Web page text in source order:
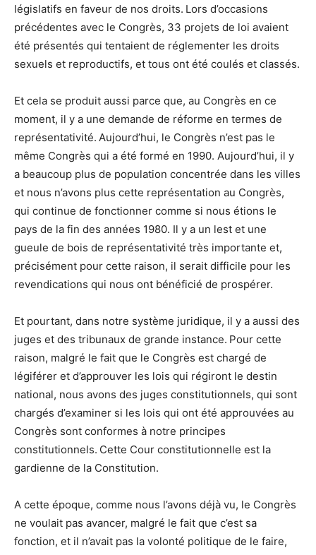
législatifs en faveur de nos droits. Lors d’occasions
précédentes avec le Congrès, 33 projets de loi avaient
été présentés qui tentaient de réglementer les droits
sexuels et reproductifs, et tous ont été coulés et classés.
Et cela se produit aussi parce que, au Congrès en ce
moment, il y a une demande de réforme en termes de
représentativité. Aujourd’hui, le Congrès n’est pas le
même Congrès qui a été formé en 1990. Aujourd’hui, il y
a beaucoup plus de population concentrée dans les villes
et nous n’avons plus cette représentation au Congrès,
qui continue de fonctionner comme si nous étions le
pays de la fin des années 1980. Il y a un lest et une
gueule de bois de représentativité très importante et,
précisément pour cette raison, il serait difficile pour les
revendications qui nous ont bénéficié de prospérer.
Et pourtant, dans notre système juridique, il y a aussi des
juges et des tribunaux de grande instance. Pour cette
raison, malgré le fait que le Congrès est chargé de
légiférer et d’approuver les lois qui régiront le destin
national, nous avons des juges constitutionnels, qui sont
chargés d’examiner si les lois qui ont été approuvées au
Congrès sont conformes à notre principes
constitutionnels. Cette Cour constitutionnelle est la
gardienne de la Constitution.
A cette époque, comme nous l’avons déjà vu, le Congrès
ne voulait pas avancer, malgré le fait que c’est sa
fonction, et il n’avait pas la volonté politique de le faire,